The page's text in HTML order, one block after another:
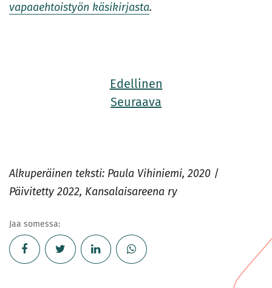
vapaaehtoistyön käsikirjasta.
Edellinen
Seuraava
Alkuperäinen teksti: Paula Vihiniemi, 2020 /
Päivitetty 2022, Kansalaisareena ry
Jaa somessa: